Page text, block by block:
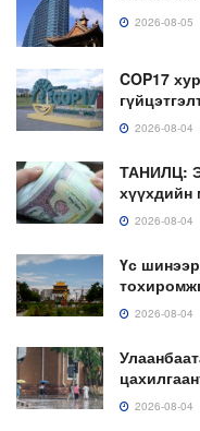
2026-08-05
COP17
2026-08-04
ТАНИЛЦ:
хүүхдийн
2026-08-04
Үс
2026-08-04
2026-08-04